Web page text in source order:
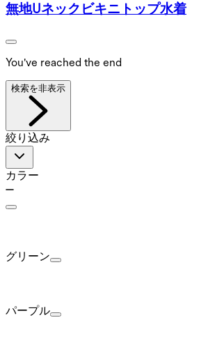
無地Uネックビキニトップ水着
You've reached the end
検索を非表示
絞り込み
カラー
グリーン
パープル